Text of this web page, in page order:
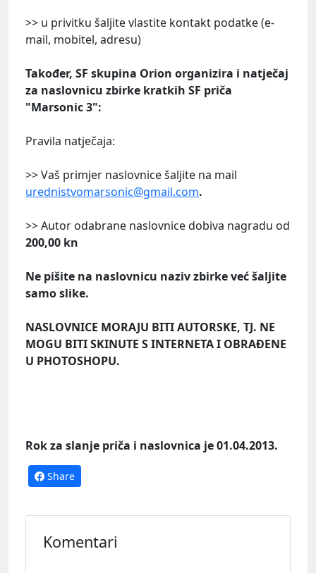
>> u privitku šaljite vlastite kontakt podatke (e-
mail, mobitel, adresu)
Također, SF skupina Orion organizira i natječaj
za naslovnicu zbirke kratkih SF priča
"Marsonic 3":
Pravila natječaja:
>> Vaš primjer naslovnice šaljite na mail
urednistvomarsonic@gmail.com.
>> Autor odabrane naslovnice dobiva nagradu od
200,00 kn
Ne pišite na naslovnicu naziv zbirke već šaljite
samo slike.
NASLOVNICE MORAJU BITI AUTORSKE, TJ. NE
MOGU BITI SKINUTE S INTERNETA I OBRAĐENE
U PHOTOSHOPU.
Rok za slanje priča i naslovnica je 01.04.2013.
Share
Komentari